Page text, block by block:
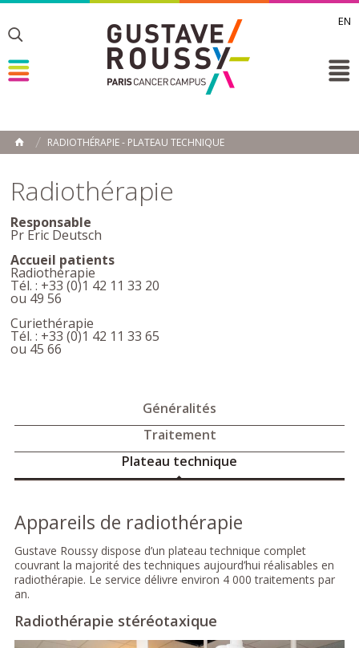
EN
Toggle
Toggle
ACCUEIL
RADIOTHÉRAPIE - PLATEAU TECHNIQUE
Radiothérapie
Responsable
Pr Eric Deutsch
Accueil patients
Radiothérapie
Tél. : +33 (0)1 42 11 33 20
ou 49 56
Curiethérapie
Tél. : +33 (0)1 42 11 33 65
ou 45 66
Généralités
Traitement
Plateau technique
Appareils de radiothérapie
Gustave Roussy dispose d’un plateau technique complet
couvrant la majorité des techniques aujourd’hui réalisables en
radiothérapie. Le service délivre environ 4 000 traitements par
an.
Radiothérapie stéréotaxique